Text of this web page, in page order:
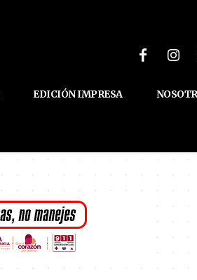
EDICIÓN IMPRESA